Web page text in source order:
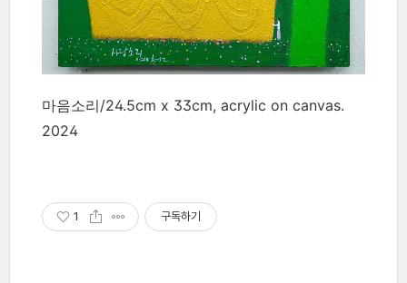
마음소리/24.5cm x 33cm, acrylic on canvas.
2024
1 구독하기